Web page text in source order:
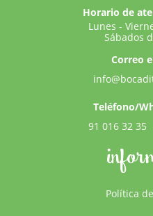
Política
Horario de
Lunes -
Sábados
Correo
Teléfono/
91 016 32 35